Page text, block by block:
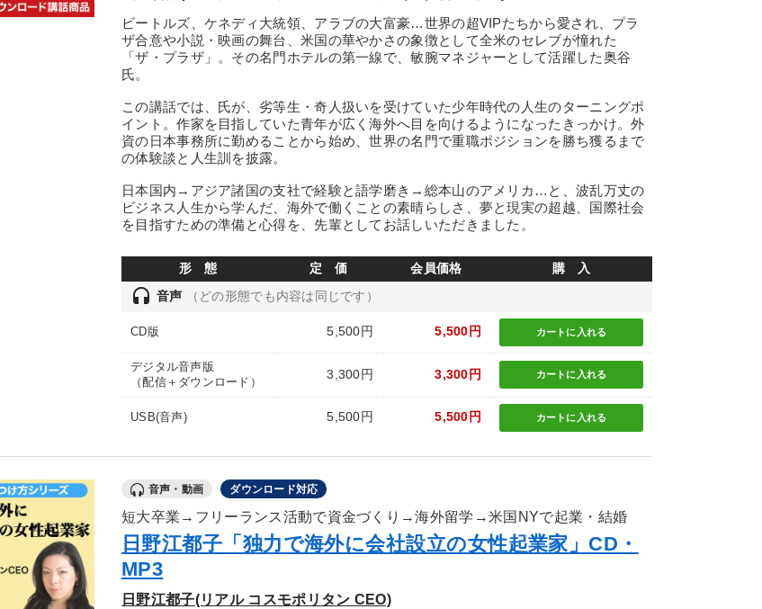
ビートルズ、ケネディ大統領、アラブの大富豪…世界の超VIPたちから愛され、プラ
ザ合意や小説・映画の舞台、米国の華やかさの象徴として全米のセレブが憧れた
「ザ・プラザ」。その名門ホテルの第一線で、敏腕マネジャーとして活躍した奥谷
氏。
この講話では、氏が、劣等生・奇人扱いを受けていた少年時代の人生のターニングポ
イント。作家を目指していた青年が広く海外へ目を向けるようになったきっかけ。外
資の日本事務所に勤めることから始め、世界の名門で重職ポジションを勝ち獲るまで
の体験談と人生訓を披露。
日本国内→アジア諸国の支社で経験と語学磨き→総本山のアメリカ…と、波乱万丈の
ビジネス人生から学んだ、海外で働くことの素晴らしさ、夢と現実の超越、国際社会
を目指すための準備と心得を、先輩としてお話しいただきました。
形 態 定 価 会員価格 購 入
headset 音声 （どの形態でも内容は同じです）
CD版 5,500円 5,500円 カートに 入れる
デジタル音声版
（配信＋ダウンロード）
3,300円 3,300円 カートに 入れる
USB(音声) 5,500円 5,500円 カートに 入れる
音声・動画 ダウンロード対応
短大卒業→フリーランス活動で資金づくり→海外留学→米国NYで起業・結婚
日野江都子「独力で海外に会社設立の女性起業家」CD・
MP3
日野江都子(リアル コスモポリタン CEO)